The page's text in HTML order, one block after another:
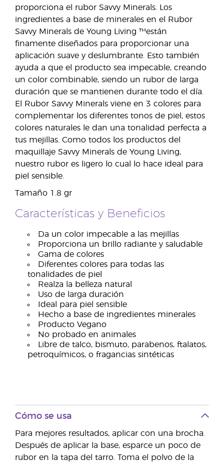
proporciona el rubor Savvy Minerals. Los
ingredientes a base de minerales en el Rubor
Savvy Minerals de Young Living ™están
finamente diseñados para proporcionar una
aplicación suave y deslumbrante. Esto también
ayuda a que el producto sea impecable, creando
un color combinable, siendo un rubor de larga
duración que se mantienen durante todo el día.
El Rubor Savvy Minerals viene en 3 colores para
complementar los diferentes tonos de piel, estos
colores naturales le dan una tonalidad perfecta a
tus mejillas. Como todos los productos del
maquillaje Savvy Minerals de Young Living,
nuestro rubor es ligero lo cual lo hace ideal para
piel sensible.
Tamaño 1.8 gr
Características y Beneficios
Da un color impecable a las mejillas
Proporciona un brillo radiante y saludable
Gama de colores
Diferentes colores para todas las
tonalidades de piel
Realza la belleza natural
Uso de larga duración
Ideal para piel sensible
Hecho a base de ingredientes minerales
Producto Vegano
No probado en animales
Libre de talco, bismuto, parabenos, ftalatos,
petroquímicos, o fragancias sintéticas
Cómo se usa
Para mejores resultados, aplicar con una brocha.
Después de aplicar la base, esparce un poco de
rubor en la tapa del tarro. Toma el polvo de la